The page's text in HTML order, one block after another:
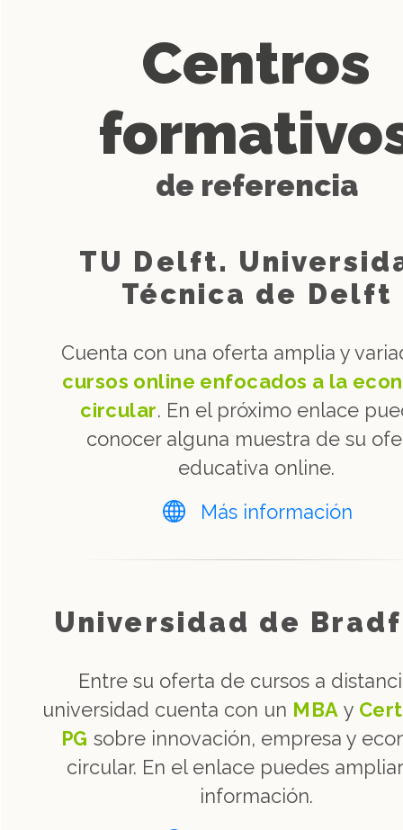
Centros
de referencia
TU Delft.
Técnica de Delft
Cuenta con una oferta amplia y
cursos online enfocados a la
circular. En el próximo enlace
conocer alguna muestra de su
educativa online.
Más información
Universidad de
Entre su oferta de cursos a
universidad cuenta con un MBA y
PG sobre innovación, empresa y
circular. En el enlace puedes
información.